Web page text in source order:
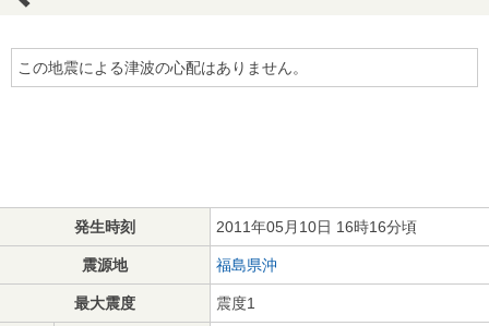
この地震による津波の心配はありません。
発生時刻 2011年05月10日 16時16分頃
震源地 福島県沖
最大震度 震度1